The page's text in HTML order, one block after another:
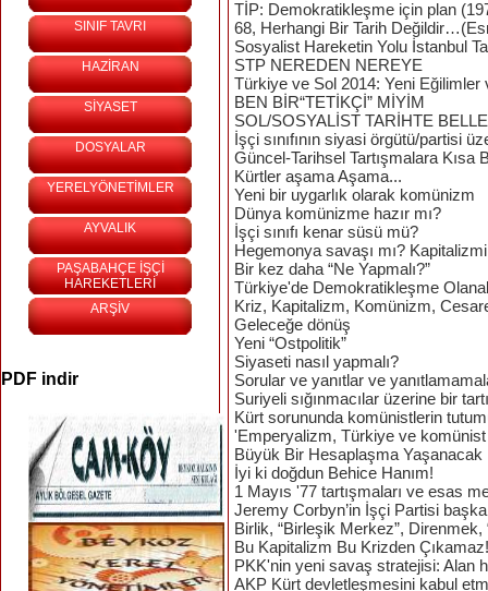
SINIF TAVRI
HAZİRAN
SİYASET
DOSYALAR
YERELYÖNETİMLER
AYVALIK
PAŞABAHÇE İŞÇİ
HAREKETLERİ
ARŞİV
PDF indir
TİP: Demokratikleşme için plan
68, Herhangi Bir Tarih
Sosyalist Hareketin Yolu İstanbul
STP NEREDEN NEREYE
Türkiye ve Sol 2014: Yeni Eğilimler
BEN BİR“TETİKÇİ” MİYİM
SOL/SOSYALİST TARİHTE
İşçi sınıfının siyasi örgütü/partisi
Güncel-Tarihsel Tartışmalara Kısa
Kürtler aşama Aşama...
Yeni bir uygarlık olarak komünizm
Dünya komünizme hazır mı?
İşçi sınıfı kenar süsü mü?
Hegemonya savaşı mı?
Bir kez daha “Ne Yapmalı?”
Türkiye'de Demokratikleşme
Kriz, Kapitalizm, Komünizm,
Geleceğe dönüş
Yeni “Ostpolitik”
Siyaseti nasıl yapmalı?
Sorular ve yanıtlar ve
Suriyeli sığınmacılar üzerine bir
Kürt sorununda komünistlerin
'Emperyalizm, Türkiye ve
Büyük Bir Hesaplaşma Yaşanacak
İyi ki doğdun Behice Hanım!
1 Mayıs '77 tartışmaları ve esas
Jeremy Corbyn’in İşçi Partisi
Birlik, “Birleşik Merkez”, Direnmek,
Bu Kapitalizm Bu Krizden Çıkamaz!
PKK'nin yeni savaş stratejisi: Alan
AKP Kürt devletleşmesini kabul